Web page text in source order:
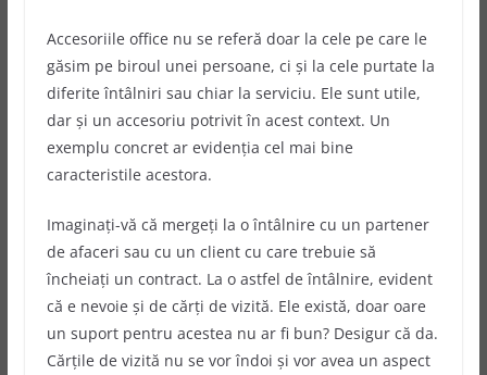
Accesoriile office nu se referă doar la cele pe care le
găsim pe biroul unei persoane, ci și la cele purtate la
diferite întâlniri sau chiar la serviciu. Ele sunt utile,
dar și un accesoriu potrivit în acest context. Un
exemplu concret ar evidenția cel mai bine
caracteristile acestora.
Imaginați-vă că mergeți la o întâlnire cu un partener
de afaceri sau cu un client cu care trebuie să
încheiați un contract. La o astfel de întâlnire, evident
că e nevoie și de cărți de vizită. Ele există, doar oare
un suport pentru acestea nu ar fi bun? Desigur că da.
Cărțile de vizită nu se vor îndoi și vor avea un aspect